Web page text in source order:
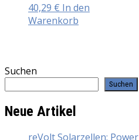
40,29 € In den
Warenkorb
Suchen
Suchen
Neue Artikel
reVolt Solarzellen: